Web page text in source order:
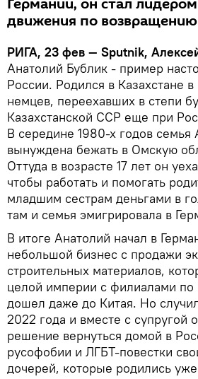
Германии, он стал
движения по
РИГА, 23 фев — Sputnik,
Анатолий Бублик - пример
России. Родился в Казахстане
немцев, переехавших в степи
Казахстанской ССР еще при
В середине 1980-х годов семья
вынуждена бежать в Омскую
Оттуда в возрасте 17 лет он
чтобы работать и помогать
младшим сестрам деньгами в
там и семья эмигрировала в
В итоге Анатолий начал в
небольшой бизнес с продажи
строительных материалов,
целой империи с филиалами по
дошел даже до Китая. Но
2022 года и вместе с супругой
решение вернуться домой в
русофобии и ЛГБТ-повестки
дочерей, которые родились